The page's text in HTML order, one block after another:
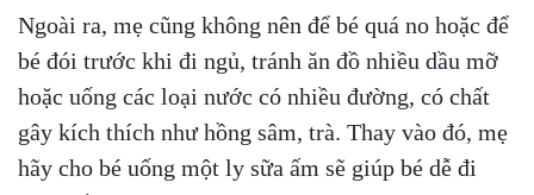
Ngoài ra, mẹ cũng không nên để bé quá no hoặc để
bé đói trước khi đi ngủ, tránh ăn đồ nhiều dầu mỡ
hoặc uống các loại nước có nhiều đường, có chất
gây kích thích như hồng sâm, trà. Thay vào đó, mẹ
hãy cho bé uống một ly sữa ấm sẽ giúp bé dễ đi